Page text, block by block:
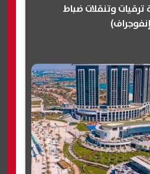
ترقيات وتنقلات ضباط